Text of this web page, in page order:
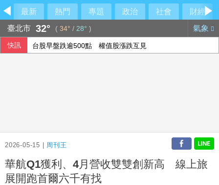
最新 熱門 專題 政治 社會
財經
臺北市 32° ( 34° / 28° ) 氣象
快訊 台股早盤跌逾500點 權值股漲跌互見
2026-05-15 | 周刊王
華航Q1獲利、4月營收雙雙創新高 線上旅
展開跑首爾六千有找